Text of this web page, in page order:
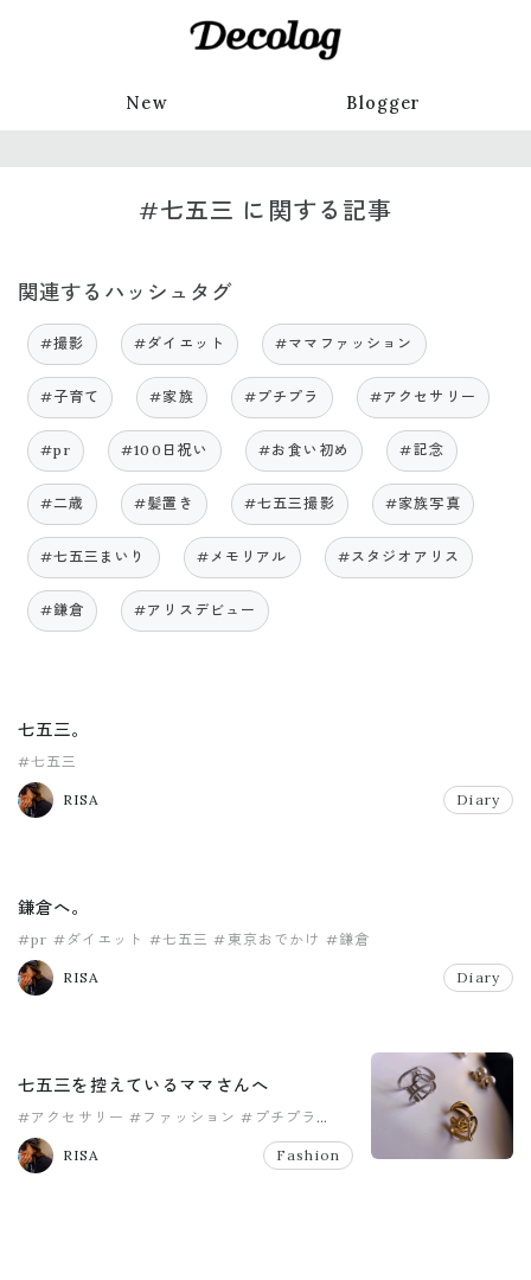
New Blogger
#七五三 に関する記事
関連するハッシュタグ
#撮影 #ダイエット #ママファッション
#子育て #家族 #プチプラ #アクセサリー
#pr #100日祝い #お食い初め #記念
#二歳 #髪置き #七五三撮影 #家族写真
#七五三まいり #メモリアル #スタジオアリス
#鎌倉 #アリスデビュー
七五三。
#七五三
RISA Diary
鎌倉へ。
#pr #ダイエット #七五三 #東京おでかけ #鎌倉
RISA Diary
七五三を控えているママさんへ
#アクセサリー #ファッション #プチプラ
#ママファッション
RISA
Fashion